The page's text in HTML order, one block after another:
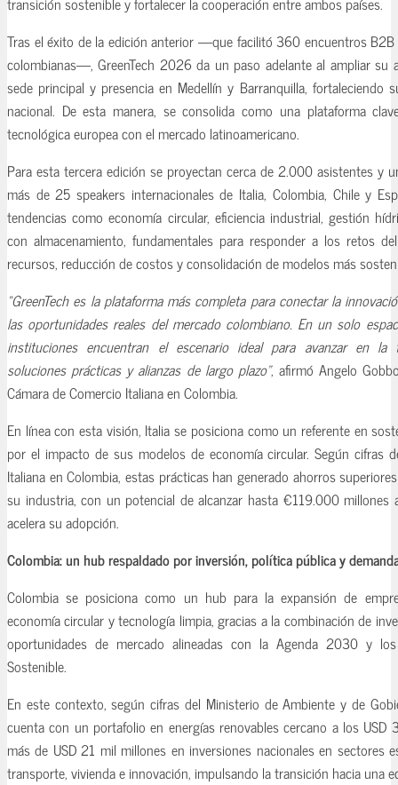
Tras el éxito de la edición anterior —que facilitó 360 encuentros
colombianas—, GreenTech 2026 da un paso adelante al ampliar su
sede principal y presencia en Medellín y Barranquilla, fortaleciendo
nacional. De esta manera, se consolida como una plataforma
tecnológica europea con el mercado latinoamericano.
Para esta tercera edición se proyectan cerca de 2.000 asistentes y
más de 25 speakers internacionales de Italia, Colombia, Chile y
tendencias como economía circular, eficiencia industrial, gestión
con almacenamiento, fundamentales para responder a los retos
recursos, reducción de costos y consolidación de modelos más
“GreenTech es la plataforma más completa para conectar la
las oportunidades reales del mercado colombiano. En un solo
instituciones encuentran el escenario ideal para avanzar en la
soluciones prácticas y alianzas de largo plazo”, afirmó Angelo
Cámara de Comercio Italiana en Colombia.
En línea con esta visión, Italia se posiciona como un referente en
por el impacto de sus modelos de economía circular. Según cifras
Italiana en Colombia, estas prácticas han generado ahorros
su industria, con un potencial de alcanzar hasta €119.000
acelera su adopción.
Colombia: un hub respaldado por inversión, política pública y
Colombia se posiciona como un hub para la expansión de
economía circular y tecnología limpia, gracias a la combinación de
oportunidades de mercado alineadas con la Agenda 2030 y
Sostenible.
En este contexto, según cifras del Ministerio de Ambiente y de
cuenta con un portafolio en energías renovables cercano a los
más de USD 21 mil millones en inversiones nacionales en sectores
transporte, vivienda e innovación, impulsando la transición hacia una